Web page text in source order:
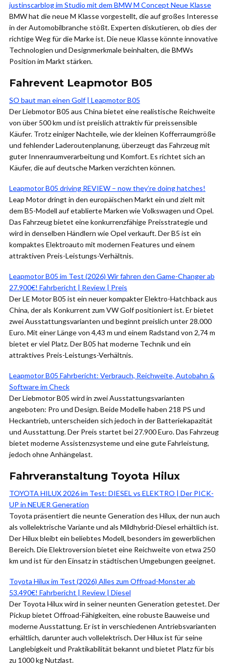
justinscarblog im Studio mit dem BMW M Concept Neue Klasse
BMW hat die neue M Klasse vorgestellt, die auf großes Interesse
in der Automobilbranche stößt. Experten diskutieren, ob dies der
richtige Weg für die Marke ist. Die neue Klasse könnte innovative
Technologien und Designmerkmale beinhalten, die BMWs
Position im Markt stärken.
Fahrevent Leapmotor B05
SO baut man einen Golf | Leapmotor B05
Der Liebmotor B05 aus China bietet eine realistische Reichweite
von über 500 km und ist preislich attraktiv für preissensible
Käufer. Trotz einiger Nachteile, wie der kleinen Kofferraumgröße
und fehlender Laderoutenplanung, überzeugt das Fahrzeug mit
guter Innenraumverarbeitung und Komfort. Es richtet sich an
Käufer, die auf deutsche Marken verzichten können.
Leapmotor B05 driving REVIEW – now they’re doing hatches!
Leap Motor dringt in den europäischen Markt ein und zielt mit
dem B5-Modell auf etablierte Marken wie Volkswagen und Opel.
Das Fahrzeug bietet eine konkurrenzfähige Preisstrategie und
wird in denselben Händlern wie Opel verkauft. Der B5 ist ein
kompaktes Elektroauto mit modernen Features und einem
attraktiven Preis-Leistungs-Verhältnis.
Leapmotor B05 im Test (2026) Wir fahren den Game-Changer ab
27.900€! Fahrbericht | Review | Preis
Der LE Motor B05 ist ein neuer kompakter Elektro-Hatchback aus
China, der als Konkurrent zum VW Golf positioniert ist. Er bietet
zwei Ausstattungsvarianten und beginnt preislich unter 28.000
Euro. Mit einer Länge von 4,43 m und einem Radstand von 2,74 m
bietet er viel Platz. Der B05 hat moderne Technik und ein
attraktives Preis-Leistungs-Verhältnis.
Leapmotor B05 Fahrbericht: Verbrauch, Reichweite, Autobahn &
Software im Check
Der Liebmotor B05 wird in zwei Ausstattungsvarianten
angeboten: Pro und Design. Beide Modelle haben 218 PS und
Heckantrieb, unterscheiden sich jedoch in der Batteriekapazität
und Ausstattung. Der Preis startet bei 27.900 Euro. Das Fahrzeug
bietet moderne Assistenzsysteme und eine gute Fahrleistung,
jedoch ohne Anhängelast.
Fahrveranstaltung Toyota Hilux
TOYOTA HILUX 2026 im Test: DIESEL vs ELEKTRO | Der PICK-
UP in NEUER Generation
Toyota präsentiert die neunte Generation des Hilux, der nun auch
als vollelektrische Variante und als Mildhybrid-Diesel erhältlich ist.
Der Hilux bleibt ein beliebtes Modell, besonders im gewerblichen
Bereich. Die Elektroversion bietet eine Reichweite von etwa 250
km und ist für den Einsatz in städtischen Umgebungen geeignet.
Toyota Hilux im Test (2026) Alles zum Offroad-Monster ab
53.490€! Fahrbericht | Review | Diesel
Der Toyota Hilux wird in seiner neunten Generation getestet. Der
Pickup bietet Offroad-Fähigkeiten, eine robuste Bauweise und
moderne Ausstattung. Er ist in verschiedenen Antriebsvarianten
erhältlich, darunter auch vollelektrisch. Der Hilux ist für seine
Langlebigkeit und Praktikabilität bekannt und bietet Platz für bis
zu 1000 kg Nutzlast.